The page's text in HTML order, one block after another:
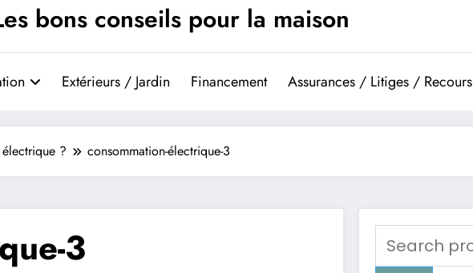
bons conseils pour la maison
Extérieurs / Jardin Financement Assurances / Litiges / Recours
? consommation-électrique-3
3